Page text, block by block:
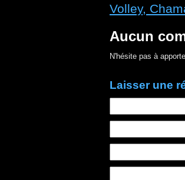
Volley,
Aucun
N'hésite pas à
Laisser une